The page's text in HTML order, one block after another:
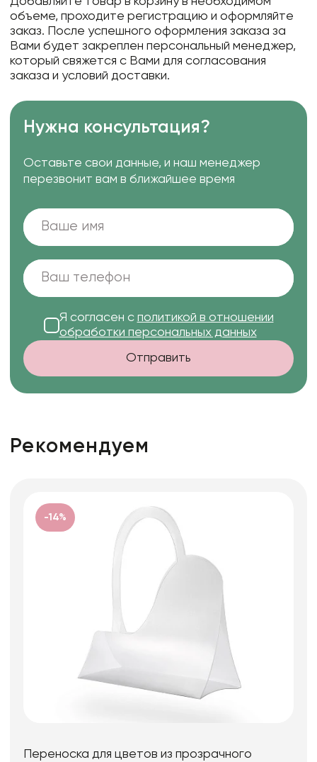
объеме, проходите регистрацию и оформляйте
заказ. После успешного оформления заказа за
Вами будет закреплен персональный менеджер,
который свяжется с Вами для согласования
заказа и условий доставки.
Нужна консультация?
Оставьте свои данные, и наш менеджер
перезвонит вам в ближайшее время
Я согласен с политикой в отношении
обработки персональных данных
Отправить
Рекомендуем
-14%
Переноска для цветов из прозрачного